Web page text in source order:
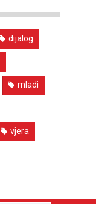
dijalog
mladi
vjera